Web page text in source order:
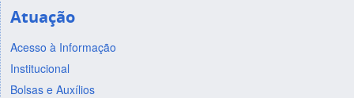
Atuação
Acesso à Informação
Institucional
Bolsas e Auxílios